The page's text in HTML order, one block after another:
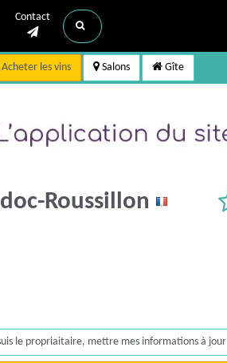
Contact
les vins Salons Gîte
Roussillon
le propriaitaire, mettre mes informations à jour